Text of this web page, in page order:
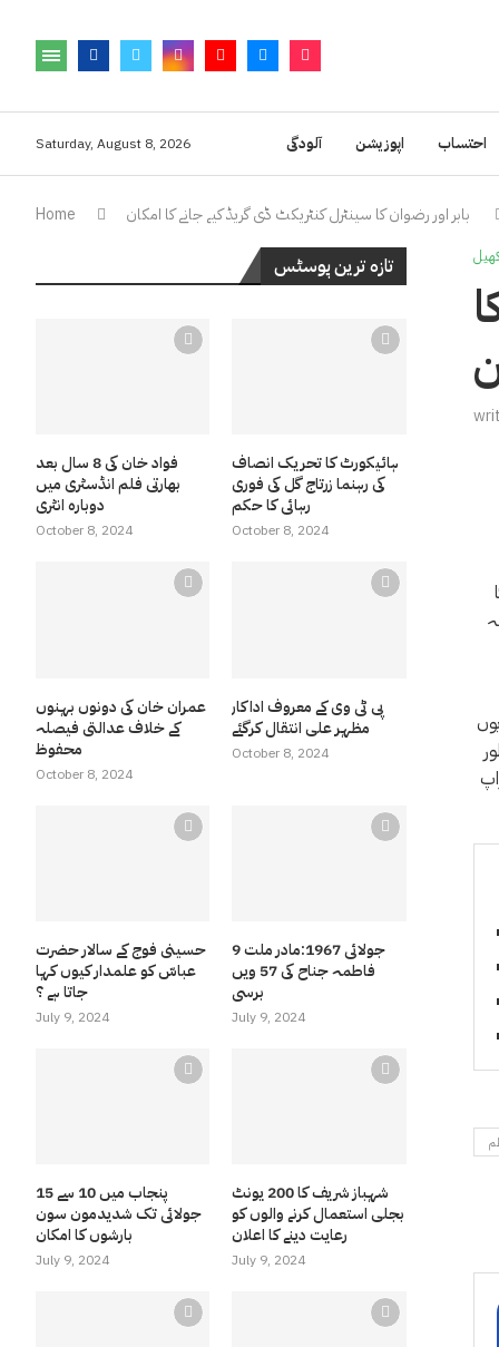
Saturday, August 8, 2026 آلودگی اپوزیشن احتساب
Home بابر اور رضوان کا سینٹرل کنٹریکٹ ڈی گریڈ کیے جانے کا امکان
تازہ ترین پوسٹس
فواد خان کی 8 سال بعد
بھارتی فلم انڈسٹری میں
دوبارہ انٹری
October 8, 2024
ہائیکورٹ کا تحریک انصاف
کی رہنما زرتاج گل کی فوری
رہائی کا حکم
October 8, 2024
عمران خان کی دونوں بہنوں
کے خلاف عدالتی فیصلہ
محفوظ
October 8, 2024
پی ٹی وی کے معروف اداکار
مظہر علی انتقال کرگئے
October 8, 2024
حسینی فوج کے سالار حضرت
عباسّ کو علمدار کیوں کہا
جاتا ہے ؟
July 9, 2024
9 جولائی 1967:مادر ملت
فاطمہ جناح کی 57 ویں
برسی
July 9, 2024
پنجاب میں 10 سے 15
جولائی تک شدیدمون سون
بارشوں کا امکان
July 9, 2024
شہباز شریف کا 200 یونٹ
بجلی استعمال کرنے والوں کو
رعایت دینے کا اعلان
July 9, 2024